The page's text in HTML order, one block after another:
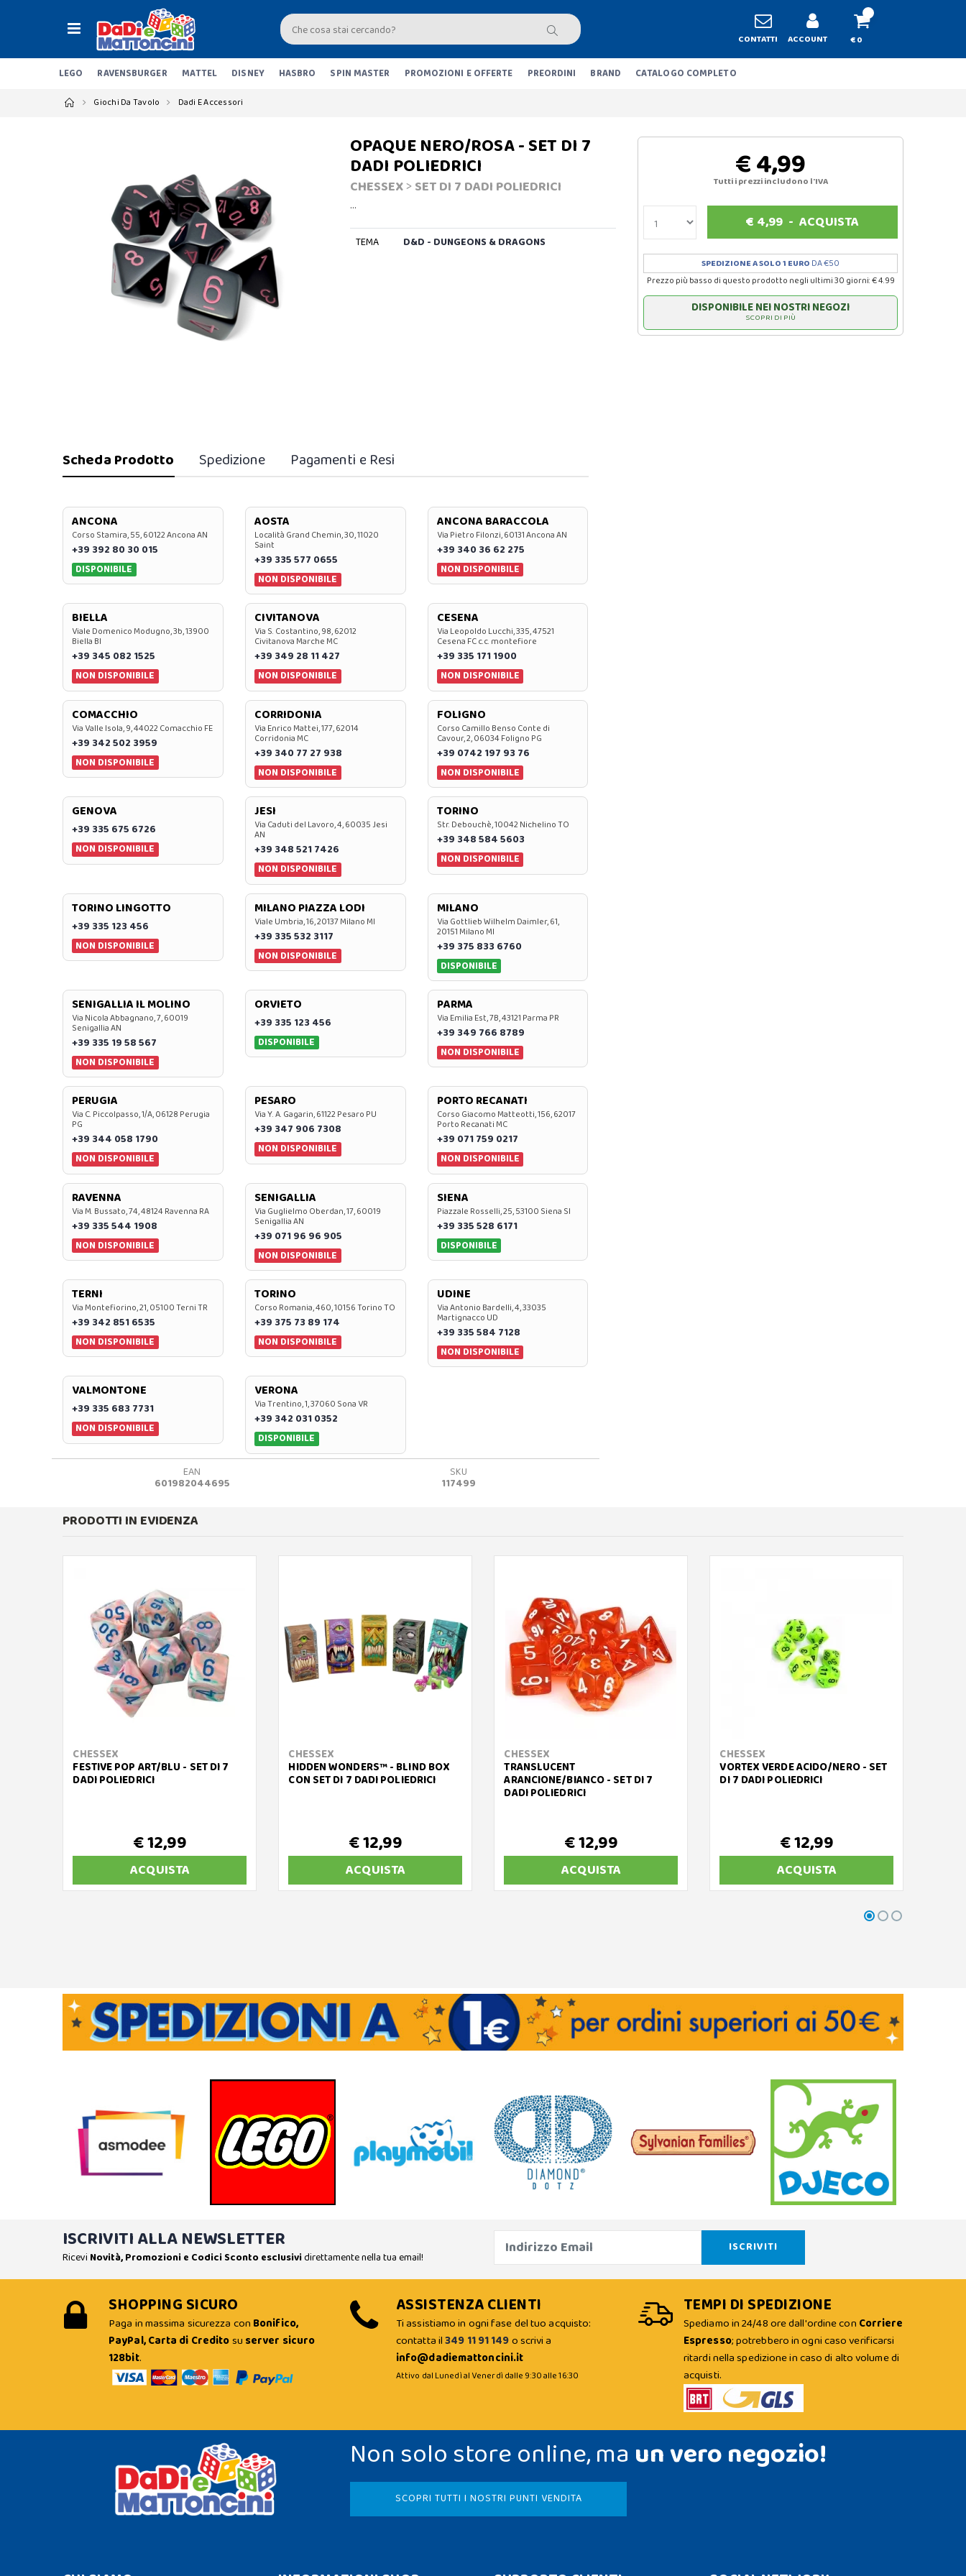
CONTATTI ACCOUNT € 0
LEGO RAVENSBURGER MATTEL DISNEY HASBRO SPIN MASTER PROMOZIONI E OFFERTE PREORDINI BRAND CATALOGO COMPLETO
Giochi Da Tavolo Dadi E Accessori
OPAQUE NERO/ROSA - SET DI 7
DADI POLIEDRICI
CHESSEX> SET DI 7 DADI POLIEDRICI
…
TEMA D&D - DUNGEONS & DRAGONS
€ 4,99
Tutti i prezzi includono l'IVA
€ 4,99 -ACQUISTA
SPEDIZIONE A SOLO 1 EURO DA €50
Prezzo più basso di questo prodotto negli ultimi 30 giorni: € 4.99
DISPONIBILE NEI NOSTRI NEGOZI
SCOPRI DI PIÙ
Scheda Prodotto Spedizione Pagamenti e Resi
ANCONA
Corso Stamira, 55, 60122 Ancona AN
+39 392 80 30 015
DISPONIBILE
AOSTA
Località Grand Chemin, 30, 11020
Saint
+39 335 577 0655
NON DISPONIBILE
ANCONA BARACCOLA
Via Pietro Filonzi, 60131 Ancona AN
+39 340 36 62 275
NON DISPONIBILE
BIELLA
Viale Domenico Modugno, 3b, 13900
Biella BI
+39 345 082 1525
NON DISPONIBILE
CIVITANOVA
Via S. Costantino, 98, 62012
Civitanova Marche MC
+39 349 28 11 427
NON DISPONIBILE
CESENA
Via Leopoldo Lucchi, 335, 47521
Cesena FC c.c. montefiore
+39 335 171 1900
NON DISPONIBILE
COMACCHIO
Via Valle Isola, 9, 44022 Comacchio FE
+39 342 502 3959
NON DISPONIBILE
CORRIDONIA
Via Enrico Mattei, 177, 62014
Corridonia MC
+39 340 77 27 938
NON DISPONIBILE
FOLIGNO
Corso Camillo Benso Conte di
Cavour, 2, 06034 Foligno PG
+39 0742 197 93 76
NON DISPONIBILE
GENOVA
+39 335 675 6726
NON DISPONIBILE
JESI
Via Caduti del Lavoro, 4, 60035 Jesi
AN
+39 348 521 7426
NON DISPONIBILE
TORINO
Str. Debouchè, 10042 Nichelino TO
+39 348 584 5603
NON DISPONIBILE
TORINO LINGOTTO
+39 335 123 456
NON DISPONIBILE
MILANO PIAZZA LODI
Viale Umbria, 16, 20137 Milano MI
+39 335 532 3117
NON DISPONIBILE
MILANO
Via Gottlieb Wilhelm Daimler, 61,
20151 Milano MI
+39 375 833 6760
DISPONIBILE
SENIGALLIA IL MOLINO
Via Nicola Abbagnano, 7, 60019
Senigallia AN
+39 335 19 58 567
NON DISPONIBILE
ORVIETO
+39 335 123 456
DISPONIBILE
PARMA
Via Emilia Est, 7B, 43121 Parma PR
+39 349 766 8789
NON DISPONIBILE
PERUGIA
Via C. Piccolpasso, 1/A, 06128 Perugia
PG
+39 344 058 1790
NON DISPONIBILE
PESARO
Via Y. A. Gagarin, 61122 Pesaro PU
+39 347 906 7308
NON DISPONIBILE
PORTO RECANATI
Corso Giacomo Matteotti, 156, 62017
Porto Recanati MC
+39 071 759 0217
NON DISPONIBILE
RAVENNA
Via M. Bussato, 74, 48124 Ravenna RA
+39 335 544 1908
NON DISPONIBILE
SENIGALLIA
Via Guglielmo Oberdan, 17, 60019
Senigallia AN
+39 071 96 96 905
NON DISPONIBILE
SIENA
Piazzale Rosselli, 25, 53100 Siena SI
+39 335 528 6171
DISPONIBILE
TERNI
Via Montefiorino, 21, 05100 Terni TR
+39 342 851 6535
NON DISPONIBILE
TORINO
Corso Romania, 460, 10156 Torino TO
+39 375 73 89 174
NON DISPONIBILE
UDINE
Via Antonio Bardelli, 4, 33035
Martignacco UD
+39 335 584 7128
NON DISPONIBILE
VALMONTONE
+39 335 683 7731
NON DISPONIBILE
VERONA
Via Trentino, 1, 37060 Sona VR
+39 342 031 0352
DISPONIBILE
EAN
601982044695
SKU
117499
PRODOTTI IN EVIDENZA
CHESSEX
FESTIVE POP ART/BLU - SET DI 7
DADI POLIEDRICI
€ 12,99
ACQUISTA
CHESSEX
HIDDEN WONDERS™ - BLIND BOX
CON SET DI 7 DADI POLIEDRICI
€ 12,99
ACQUISTA
CHESSEX
TRANSLUCENT
ARANCIONE/BIANCO - SET DI 7
DADI POLIEDRICI
€ 12,99
ACQUISTA
CHESSEX
VORTEX VERDE ACIDO/NERO - SET
DI 7 DADI POLIEDRICI
€ 12,99
ACQUISTA
ISCRIVITI ALLA NEWSLETTER
Ricevi Novità, Promozioni e Codici Sconto esclusividirettamente nella tua email!
SHOPPING SICURO
Paga in massima sicurezza con Bonifico,
PayPal, Carta di Creditosu server sicuro
128bit.
ASSISTENZA CLIENTI
Ti assistiamo in ogni fase del tuo acquisto:
contatta il349 11 91 149o scrivi a
info@dadiemattoncini.it
Attivo dal Lunedì al Venerdì dalle 9:30 alle 16:30
TEMPI DI SPEDIZIONE
Spediamo in 24/48 ore dall'ordine con Corriere
Espresso; potrebbero in ogni caso verificarsi
ritardi nella spedizione in caso di alto volume di
acquisti.
Non solo store online, ma un vero negozio!
SCOPRI TUTTI I NOSTRI PUNTI VENDITA